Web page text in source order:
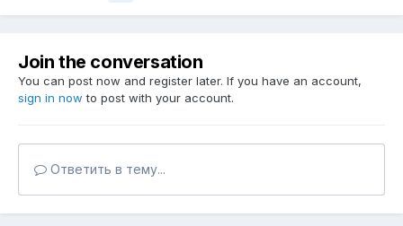
Join the conversation
You can post now and register later. If you have an account,
sign in now to post with your account.
Ответить в тему...